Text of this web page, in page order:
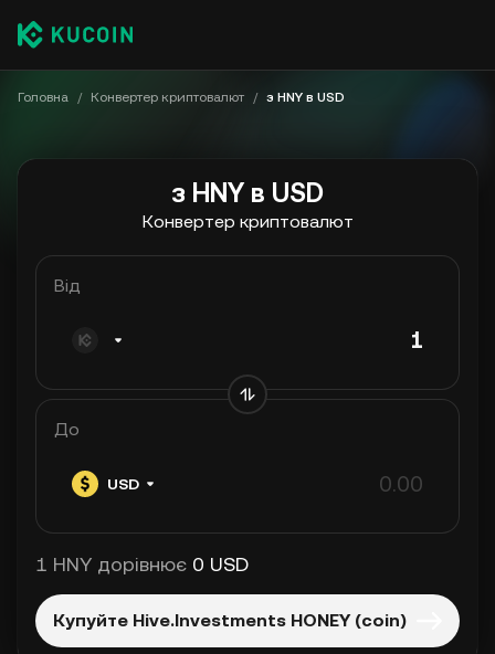
Головна / Конвертер криптовалют / з HNY в USD
з HNY в USD
Конвертер криптовалют
Від
До
USD
1 HNY дорівнює 0 USD
Купуйте Hive.Investments HONEY (coin)